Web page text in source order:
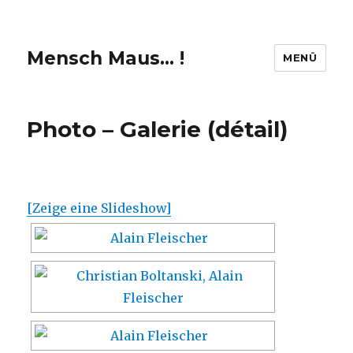
Mensch Maus… ! MENÜ
Photo – Galerie (détail)
[Zeige eine Slideshow]